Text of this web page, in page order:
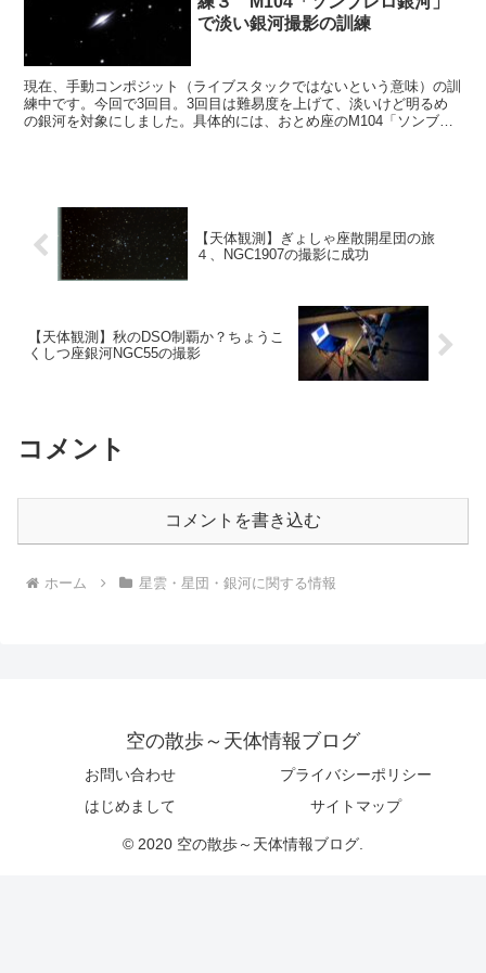
で淡い銀河撮影の訓練
現在、手動コンポジット（ライブスタックではないという意味）の訓
練中です。今回で3回目。3回目は難易度を上げて、淡いけど明るめ
の銀河を対象にしました。具体的には、おとめ座のM104「ソンブレ
【天体観測】ぎょしゃ座散開星団の旅
４、NGC1907の撮影に成功
【天体観測】秋のDSO制覇か？ちょうこ
くしつ座銀河NGC55の撮影
コメント
コメントを書き込む
ホーム 星雲・星団・銀河に関する情報
空の散歩～天体情報ブログ
お問い合わせ
プライバシーポリシー
はじめまして
サイトマップ
© 2020 空の散歩～天体情報ブログ.